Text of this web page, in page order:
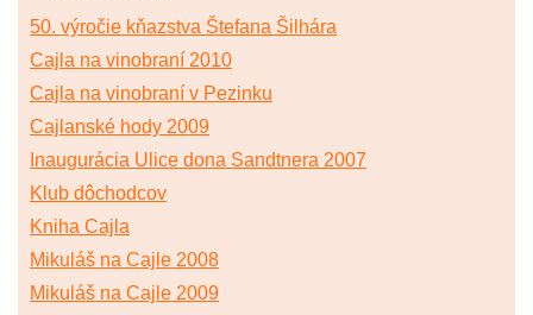
50. výročie kňazstva Štefana Šilhára
Cajla na vinobraní 2010
Cajla na vinobraní v Pezinku
Cajlanské hody 2009
Inaugurácia Ulice dona Sandtnera 2007
Klub dôchodcov
Kniha Cajla
Mikuláš na Cajle 2008
Mikuláš na Cajle 2009